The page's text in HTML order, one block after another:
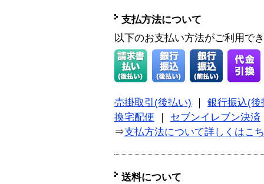
支払方法について
以下のお支払い方法がご利用で
売掛取引(後払い)
銀行振込(後
換宅配便
セブンイレブン決済
⇒支払方法について詳しくはこ
送料について